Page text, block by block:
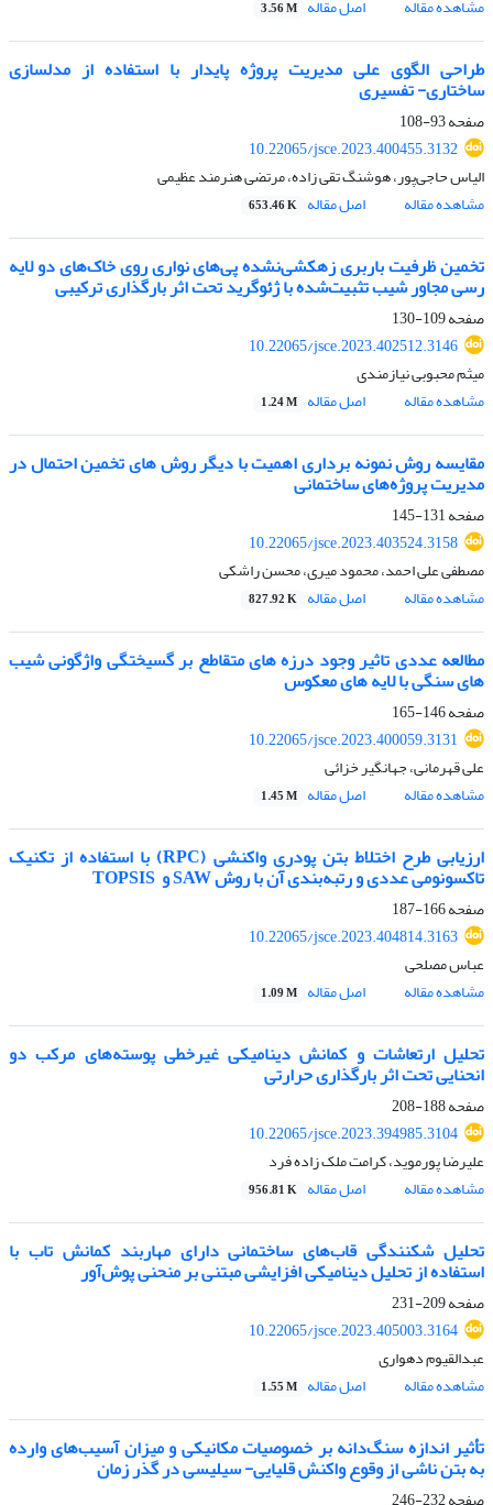
مشاهده مقاله
اصل مقاله 3.56 M
طراحی الگوی علی مدیریت پروژه پایدار با استفاده از مدلسازی
ساختاری- تفسیری
صفحه93-108
10.22065/jsce.2023.400455.3132
الیاس حاجی‌پور، هوشنگ تقی زاده، مرتضی هنرمند عظیمی
مشاهده مقاله
اصل مقاله 653.46 K
تخمین ظرفیت باربری زهکشی‌نشده پی‌های نواری روی خاک‌های دو لایه
رسی مجاور شیب تثبیت‌شده با ژئوگرید تحت اثر بارگذاری ترکیبی
صفحه109-130
10.22065/jsce.2023.402512.3146
میثم محبوبی نیازمندی
مشاهده مقاله
اصل مقاله 1.24 M
مقایسه روش نمونه برداری اهمیت با دیگر روش های تخمین احتمال در
مدیریت پروژه‌های ساختمانی
صفحه131-145
10.22065/jsce.2023.403524.3158
مصطفی علی احمد، محمود میری، محسن راشکی
مشاهده مقاله
اصل مقاله 827.92 K
مطالعه عددی تاثیر وجود درزه های متقاطع بر گسیختگی واژگونی شیب
های سنگی با لایه های معکوس
صفحه146-165
10.22065/jsce.2023.400059.3131
علی قهرمانی، جهانگیر خزائی
مشاهده مقاله
اصل مقاله 1.45 M
ارزیابی طرح اختلاط بتن پودری واکنشی (RPC) با استفاده از تکنیک
تاکسونومی عددی و رتبه‌بندی آن با روش SAW و ‌‌‌ TOPSIS
صفحه166-187
10.22065/jsce.2023.404814.3163
عباس مصلحی
مشاهده مقاله
اصل مقاله 1.09 M
تحلیل ارتعاشات و کمانش دینامیکی غیرخطی پوسته‌های مرکب دو
انحنایی تحت اثر بارگذاری حرارتی
صفحه188-208
10.22065/jsce.2023.394985.3104
علیرضا پورموید، کرامت ملک زاده فرد
مشاهده مقاله
اصل مقاله 956.81 K
تحلیل شکنندگی قاب‌های ساختمانی دارای مهاربند کمانش تاب با
استفاده از تحلیل دینامیکی افزایشی مبتنی بر منحنی پوش‌آور
صفحه209-231
10.22065/jsce.2023.405003.3164
عبدالقیوم دهواری
مشاهده مقاله
اصل مقاله 1.55 M
تأثیر اندازه سنگ‌دانه بر خصوصیات مکانیکی و میزان آسیب‌های وارده
به بتن ناشی از وقوع واکنش قلیایی- سیلیسی در گذر زمان